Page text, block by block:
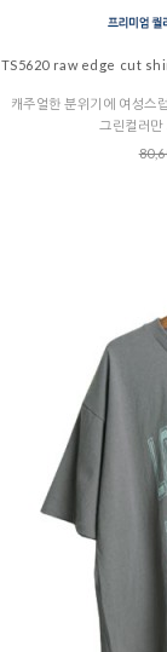
TS5620 raw edge cut
캐주얼한 분위기에 여성스
그린컬러만